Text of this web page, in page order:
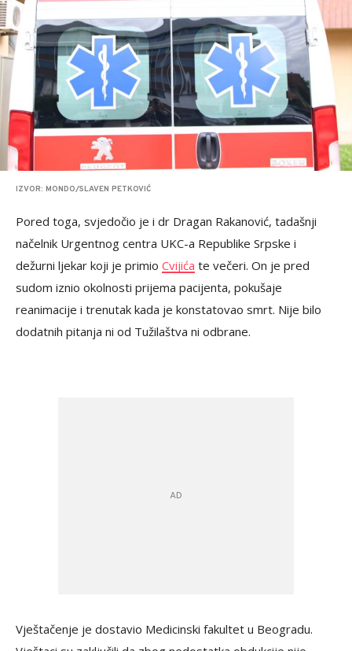
IZVOR: MONDO/SLAVEN PETKOVIĆ
Pored toga, svjedočio je i dr Dragan Rakanović, tadašnji
načelnik Urgentnog centra UKC-a Republike Srpske i
dežurni ljekar koji je primio Cvijića te večeri. On je pred
sudom iznio okolnosti prijema pacijenta, pokušaje
reanimacije i trenutak kada je konstatovao smrt. Nije bilo
dodatnih pitanja ni od Tužilaštva ni odbrane.
Vještačenje je dostavio Medicinski fakultet u Beogradu.